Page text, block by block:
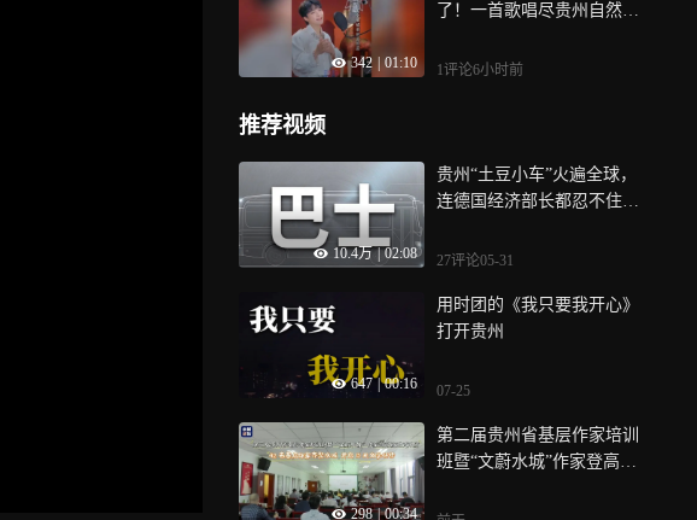
342 01:10
了！一首歌唱尽贵州自然山
1评论6小时前
推荐视频
10.4万 | 02:08
贵州“土豆小车”火遍全球，
连德国经济部长都忍不住上
27评论05-31
647 00:16
用时团的《我只要我开心》
打开贵州
07-25
298 | 00:34
第二届贵州省基层作家培训
班暨“文蔚水城”作家登高班
聚水城，开启15天文学研修